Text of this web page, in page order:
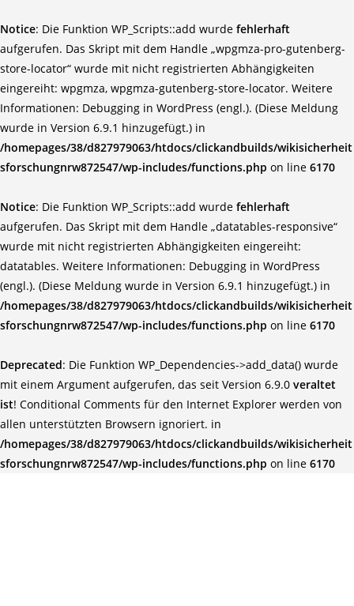
Notice: Die Funktion WP_Scripts::add wurde fehlerhaft
aufgerufen. Das Skript mit dem Handle „wpgmza-pro-gutenberg-
store-locator“ wurde mit nicht registrierten Abhängigkeiten
eingereiht: wpgmza, wpgmza-gutenberg-store-locator. Weitere
Informationen: Debugging in WordPress (engl.). (Diese Meldung
wurde in Version 6.9.1 hinzugefügt.) in
/homepages/38/d827979063/htdocs/clickandbuilds/wikisicherheit
sforschungnrw872547/wp-includes/functions.php on line 6170
Notice: Die Funktion WP_Scripts::add wurde fehlerhaft
aufgerufen. Das Skript mit dem Handle „datatables-responsive“
wurde mit nicht registrierten Abhängigkeiten eingereiht:
datatables. Weitere Informationen: Debugging in WordPress
(engl.). (Diese Meldung wurde in Version 6.9.1 hinzugefügt.) in
/homepages/38/d827979063/htdocs/clickandbuilds/wikisicherheit
sforschungnrw872547/wp-includes/functions.php on line 6170
Deprecated: Die Funktion WP_Dependencies->add_data() wurde
mit einem Argument aufgerufen, das seit Version 6.9.0 veraltet
ist! Conditional Comments für den Internet Explorer werden von
allen unterstützten Browsern ignoriert. in
/homepages/38/d827979063/htdocs/clickandbuilds/wikisicherheit
sforschungnrw872547/wp-includes/functions.php on line 6170